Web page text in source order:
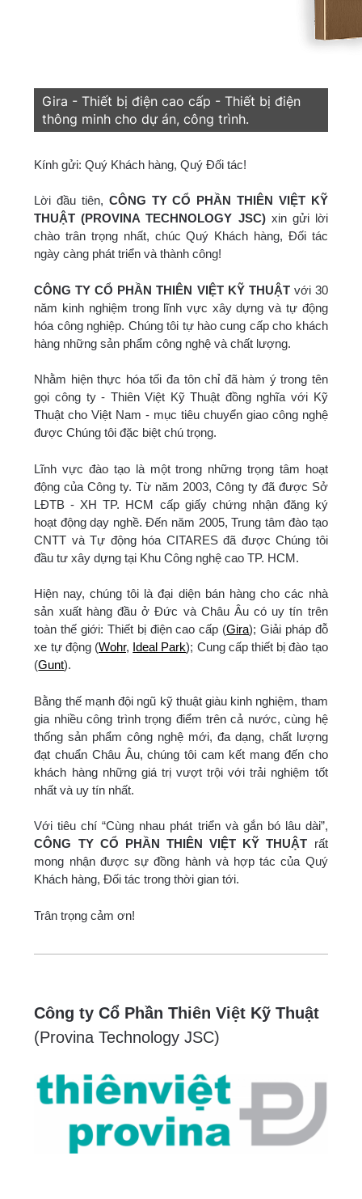
Gira - Thiết bị điện cao cấp - Thiết bị điện
thông minh cho dự án, công trình.
Kính gửi: Quý Khách hàng, Quý Đối tác!
Lời đầu tiên, CÔNG TY CỔ PHẦN THIÊN VIỆT KỸ
THUẬT (PROVINA TECHNOLOGY JSC)xin gửi lời
chào trân trọng nhất, chúc Quý Khách hàng, Đối tác
ngày càng phát triển và thành công!
CÔNG TY CỔ PHẦN THIÊN VIỆT KỸ THUẬTvới 30
năm kinh nghiệm trong lĩnh vực xây dựng và tự động
hóa công nghiệp. Chúng tôi tự hào cung cấp cho khách
hàng những sản phẩm công nghệ và chất lượng.
Nhằm hiện thực hóa tối đa tôn chỉ đã hàm ý trong tên
gọi công ty - Thiên Việt Kỹ Thuật đồng nghĩa với Kỹ
Thuật cho Việt Nam - mục tiêu chuyển giao công nghệ
được Chúng tôi đặc biệt chú trọng.
Lĩnh vực đào tạo là một trong những trọng tâm hoạt
động của Công ty. Từ năm 2003, Công ty đã được Sở
LĐTB - XH TP. HCM cấp giấy chứng nhận đăng ký
hoạt động dạy nghề. Đến năm 2005, Trung tâm đào tạo
CNTT và Tự động hóa CITARES đã được Chúng tôi
đầu tư xây dựng tại Khu Công nghệ cao TP. HCM.
Hiện nay, chúng tôi là đại diện bán hàng cho các nhà
sản xuất hàng đầu ở Đức và Châu Âu có uy tín trên
toàn thế giới: Thiết bị điện cao cấp (Gira); Giải pháp đỗ
xe tự động (Wohr, Ideal Park); Cung cấp thiết bị đào tạo
(Gunt).
Bằng thế mạnh đội ngũ kỹ thuật giàu kinh nghiệm, tham
gia nhiều công trình trọng điểm trên cả nước, cùng hệ
thống sản phẩm công nghệ mới, đa dạng, chất lượng
đạt chuẩn Châu Âu, chúng tôi cam kết mang đến cho
khách hàng những giá trị vượt trội với trải nghiệm tốt
nhất và uy tín nhất.
Với tiêu chí “Cùng nhau phát triển và gắn bó lâu dài”,
CÔNG TY CỔ PHẦN THIÊN VIỆT KỸ THUẬT rất
mong nhận được sự đồng hành và hợp tác của Quý
Khách hàng, Đối tác trong thời gian tới.
Trân trọng cảm ơn!
Công ty Cổ Phần Thiên Việt Kỹ Thuật
(Provina Technology JSC)